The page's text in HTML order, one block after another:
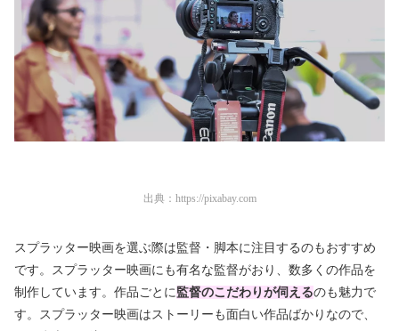
出典： https://pixabay.com
スプラッター映画を選ぶ際は監督・脚本に注目するのもおすすめ
です。スプラッター映画にも有名な監督がおり、数多くの作品を
制作しています。作品ごとに監督のこだわりが伺えるのも魅力で
す。スプラッター映画はストーリーも面白い作品ばかりなので、